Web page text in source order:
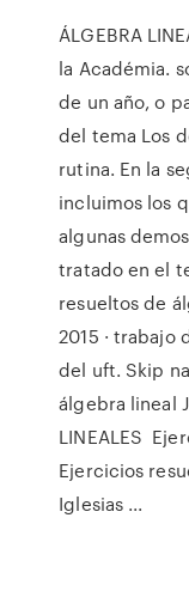
ÁLGEBRA
la Académia.
de un año, o
del tema Los
rutina. En la
incluimos los
algunas
tratado en el
resueltos de
2015 ·
del uft. Skip
álgebra lineal
LINEALES
Ejercicios
Iglesias ...